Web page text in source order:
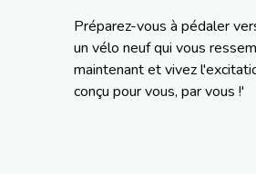
Préparez-vous à pédaler
un vélo neuf qui vous
maintenant et vivez
conçu pour vous, par vous !'